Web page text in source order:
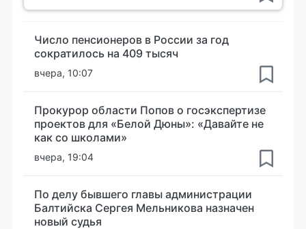
Число пенсионеров в России за год
сократилось на 409 тысяч
вчера, 10:07
Прокурор области Попов о госэкспертизе
проектов для «Белой Дюны»: «Давайте не
как со школами»
вчера, 19:04
По делу бывшего главы администрации
Балтийска Сергея Мельникова назначен
новый судья